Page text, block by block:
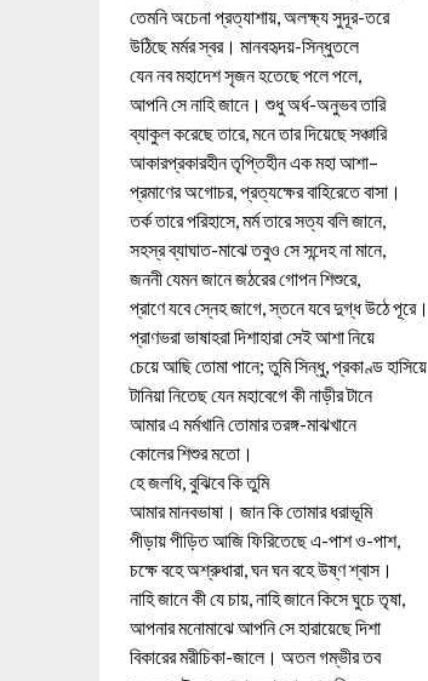
তেমনি অচেনা প্রত্যাশায়, অলক্ষ্য সুদূর-তরে
উঠিছে মর্মর স্বর। মানবহৃদয়-সিন্ধুতলে
যেন নব মহাদেশ সৃজন হতেছে পলে পলে,
আপনি সে নাহি জানে। শুধু অর্ধ-অনুভব তারি
ব্যাকুল করেছে তারে, মনে তার দিয়েছে সঞ্চারি
আকারপ্রকারহীন তৃপ্তিহীন এক মহা আশা–
প্রমাণের অগোচর, প্রত্যক্ষের বাহিরেতে বাসা।
তর্ক তারে পরিহাসে, মর্ম তারে সত্য বলি জানে,
সহস্র ব্যাঘাত-মাঝে তবুও সে সন্দেহ না মানে,
জননী যেমন জানে জঠরের গোপন শিশুরে,
প্রাণে যবে স্নেহ জাগে, স্তনে যবে দুগ্ধ উঠে পূরে।
প্রাণভরা ভাষাহরা দিশাহারা সেই আশা নিয়ে
চেয়ে আছি তোমা পানে; তুমি সিন্ধু, প্রকাণ্ড হাসিয়ে
টানিয়া নিতেছ যেন মহাবেগে কী নাড়ীর টানে
আমার এ মর্মখানি তোমার তরঙ্গ-মাঝখানে
কোলের শিশুর মতো।
হে জলধি, বুঝিবে কি তুমি
আমার মানবভাষা। জান কি তোমার ধরাভূমি
পীড়ায় পীড়িত আজি ফিরিতেছে এ-পাশ ও-পাশ,
চক্ষে বহে অশ্রুধারা, ঘন ঘন বহে উষ্ণ শ্বাস।
নাহি জানে কী যে চায়, নাহি জানে কিসে ঘুচে তৃষা,
আপনার মনোমাঝে আপনি সে হারায়েছে দিশা
বিকারের মরীচিকা-জালে। অতল গম্ভীর তব